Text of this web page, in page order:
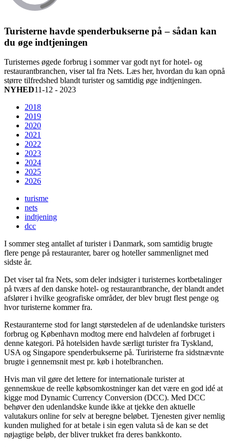
Turisterne havde spenderbukserne på – sådan kan
du øge indtjeningen
Turisternes øgede forbrug i sommer var godt nyt for hotel- og
restaurantbranchen, viser tal fra Nets. Læs her, hvordan du kan opnå
større tilfredshed blandt turister og samtidig øge indtjeningen.
NYHED11-12 - 2023
2018
2019
2020
2021
2022
2023
2024
2025
2026
turisme
nets
indtjening
dcc
I sommer steg antallet af turister i Danmark, som samtidig brugte
flere penge på restauranter, barer og hoteller sammenlignet med
sidste år.
Det viser tal fra Nets, som deler indsigter i turisternes kortbetalinger
på tværs af den danske hotel- og restaurantbranche, der blandt andet
afslører i hvilke geografiske områder, der blev brugt flest penge og
hvor turisterne kommer fra.
Restauranterne stod for langt størstedelen af de udenlandske turisters
forbrug og København modtog mere end halvdelen af forbruget i
denne kategori. På hotelsiden havde særligt turister fra Tyskland,
USA og Singapore spenderbukserne på. Turiristerne fra sidstnævnte
brugte i gennemsnit mest pr. køb i hotelbranchen.
Hvis man vil gøre det lettere for internationale turister at
gennemskue de reelle købsomkostninger kan det være en god idé at
kigge mod Dynamic Currency Conversion (DCC). Med DCC
behøver den udenlandske kunde ikke at tjekke den aktuelle
valutakurs online for selv at beregne beløbet. Tjenesten giver nemlig
kunden mulighed for at betale i sin egen valuta så de kan se det
nøjagtige beløb, der bliver trukket fra deres bankkonto.